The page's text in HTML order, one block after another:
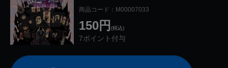
商品コード：M00007033
150円 (税込)
7ポイント付与